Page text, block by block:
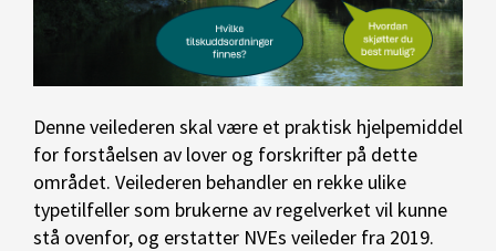
Denne veilederen skal være et praktisk hjelpemiddel
for forståelsen av lover og forskrifter på dette
området. Veilederen behandler en rekke ulike
typetilfeller som brukerne av regelverket vil kunne
stå ovenfor, og erstatter NVEs veileder fra 2019.